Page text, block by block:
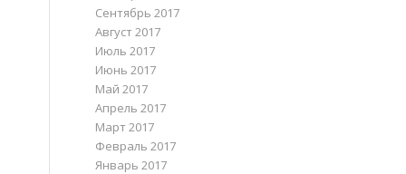
Сентябрь 2017
Август 2017
Июль 2017
Июнь 2017
Май 2017
Апрель 2017
Март 2017
Февраль 2017
Январь 2017